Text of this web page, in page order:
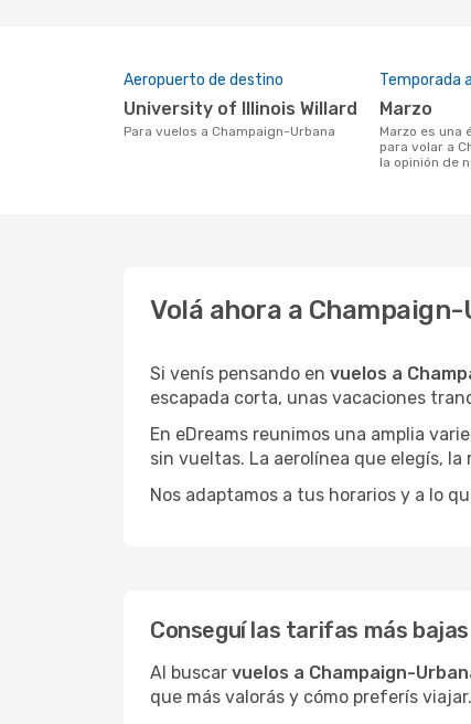
Aeropuerto de destino
University of Illinois Willard
Para vuelos a Champaign-Urbana
Temporada
marzo
marzo es una época muy concurrida
para volar a
la opinión de
Volá ahora a
Si venís pensando en vuelos a
escapada corta, unas vacaciones
En eDreams reunimos una amplia
sin vueltas. La aerolínea que elegís,
Nos adaptamos a tus horarios y a lo
Conseguí las tarifas más
Al buscar vuelos a Champaign-
que más valorás y cómo preferís